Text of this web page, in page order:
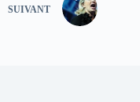
SUIVANT